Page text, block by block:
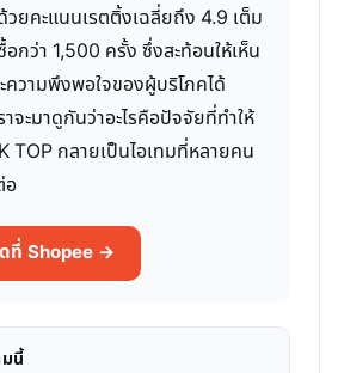
ยคะแนนเรตติ้งเฉลี่ยถึง 4.9 เต็ม
กว่า 1,500 ครั้ง ซึ่งสะท้อนให้เห็น
วามพึงพอใจของผู้บริโภคได้
จะมาดูกันว่าอะไรคือปัจจัยที่ทำให้
TOP กลายเป็นไอเทมที่หลายคน
อ
ที่ Shopee →
นี้